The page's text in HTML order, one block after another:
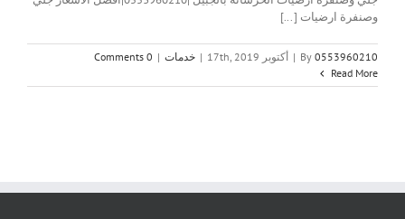
وصنفرة ارضيات [...]
By 0553960210
| أكتوبر 17th, 2019 | خدمات |
0 Comments
Read More